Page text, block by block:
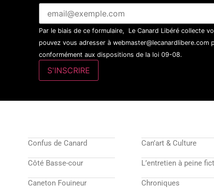
Par le biais de ce formulaire, Le Canard Libéré collecte
pouvez vous adresser à
conformément aux dispositions de la loi 09-08.
Confus de Canard
Côté Basse-cour
Caneton Fouineur
Can’art & Culture
L’entretien à peine
Chroniques